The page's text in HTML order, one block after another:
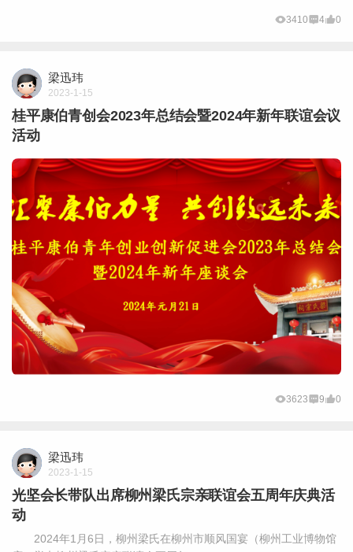
3410 4 0
梁迅玮
2023-1-15
桂平康伯青创会2023年总结会暨2024年新年联谊会议
活动
3623 9 0
梁迅玮
2023-1-15
光坚会长带队出席柳州梁氏宗亲联谊会五周年庆典活
动
2024年1月6日，柳州梁氏在柳州市顺风国宴（柳州工业博物馆